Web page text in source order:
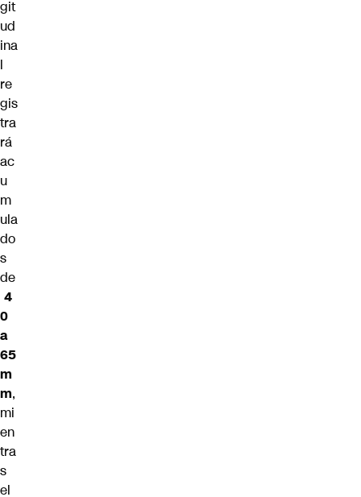
git
ud
ina
l
re
gis
tra
rá
ac
u
m
ula
do
s
de
4
0
a
65
m
m,
mi
en
tra
s
el